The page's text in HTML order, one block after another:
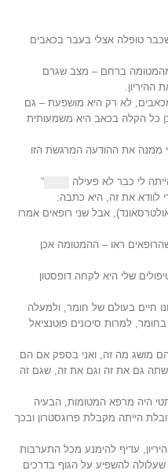
טופלה אצלי בעבר בכאבים
מהמטומה ברחם – מצב שגרם
ההיריון.
לא רק היא מושפעת – גם
כל הקלה בכאב היא משמעותית
ממנה את ההודעה המרגשת הזו
לי כבר לא פעילה
“
לוודא את זה, היא כתבה:
קשה להגיד ב־100% (זה אולטרסאונד), אבל שני רופאים אמרו
ראו – ההמטומה אכן
שלי היא לקחה דופסטון
חיים בעולם של חומר, ולמעלה
למרות סיכונים פוטנציאל
מושג מה זה, ואני בספק אם הם
גם את זה וגם את זה, שגם זה
היה מרפא המטומות, הבעיה
הייתה מקבלת פרוגסטרון ובכך
עדיף להימנע מכל התערבות
שעלולה להשפיע על הגוף בדרכים